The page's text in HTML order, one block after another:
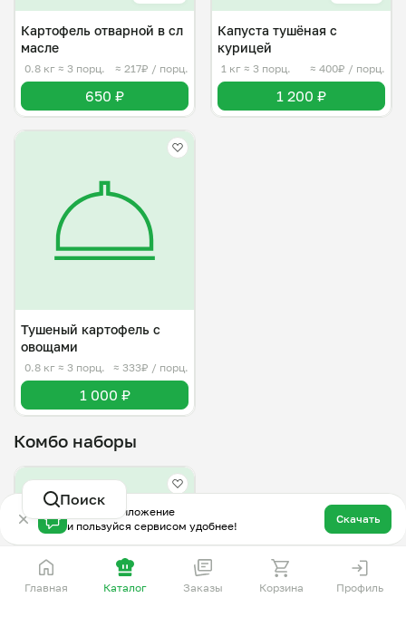
Поиск
Картофель отварной в сл
масле
0.8 кг ≈ 3 порц. ≈ 217₽ / порц.
650 ₽
Капуста тушёная с
курицей
1 кг ≈ 3 порц. ≈ 400₽ / порц.
1 200 ₽
Тушеный картофель с
овощами
0.8 кг ≈ 3 порц. ≈ 333₽ / порц.
1 000 ₽
Комбо наборы
Скачай приложение
и пользуйся сервисом удобнее!
Скачать
Главная Каталог Заказы Корзина Профиль